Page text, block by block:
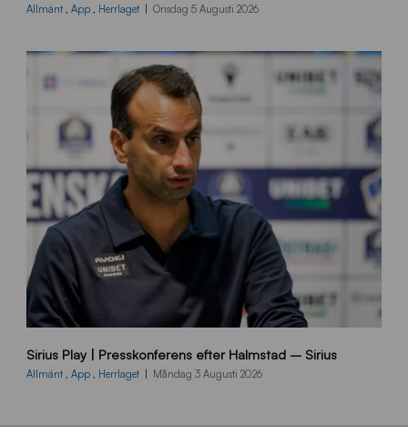
d
a
2
0
2
6
Allmänt , App , Herrlaget Onsdag 5 Augusti 2026
B
2
Sirius Play | Presskonferens efter Halmstad – Sirius
Allmänt , App , Herrlaget Måndag 3 Augusti 2026